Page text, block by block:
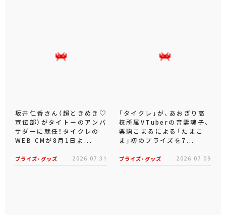
坂井仁香さん（超ときめき♡
宣伝部）がタイトーのアンバ
サダーに就任！タイクレの
WEB CMが8月1日よ...
プライズ・グッズ 2026.07.31
「タイクレ」が、あおぎり高
校所属VTuberの音霊魂子、
栗駒こまるによる「たまこ
ま」初のプライズを7...
プライズ・グッズ 2026.07.09